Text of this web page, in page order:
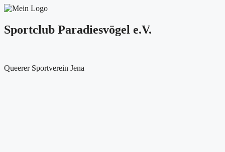
Sportclub Paradiesvögel e.V.
Queerer Sportverein Jena